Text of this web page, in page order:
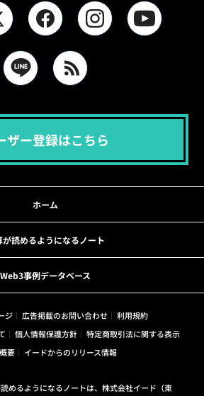
ザー登録はこちら
ホーム
が読めるようになるノート
Web3事例データベース
ジ 広告掲載のお問い合わせ
利用規約
個人情報保護方針
特定商取引法に関する表示
要
イードからのリリース情報
めるようになるノートは、株式会社イード（東